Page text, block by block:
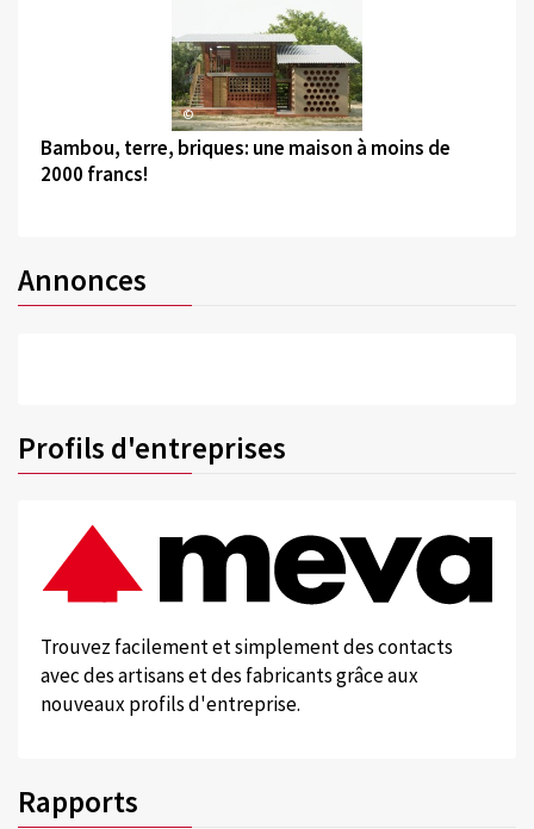
©
Bambou, terre, briques: une maison à moins de
2000 francs!
Annonces
Profils d'entreprises
Trouvez facilement et simplement des contacts
avec des artisans et des fabricants grâce aux
nouveaux profils d'entreprise.
Rapports